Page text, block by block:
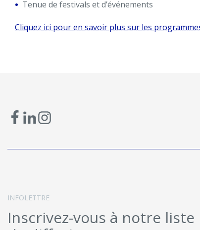
Tenue de festivals et d’événements
Cliquez ici pour en savoir plus sur les
INFOLETTRE
Inscrivez-vous à notre liste